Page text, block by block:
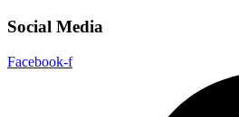
Social Media
Facebook-f